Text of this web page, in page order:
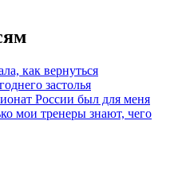
как вернуться
застолья
России был для меня
мои тренеры знают, чего